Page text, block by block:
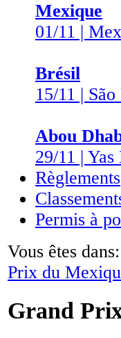
Mexique
01/11 |
Brésil
15/11 | São
Abou
29/11 |
Règlements
Permis à
Vous êtes dans:
Prix du
Grand